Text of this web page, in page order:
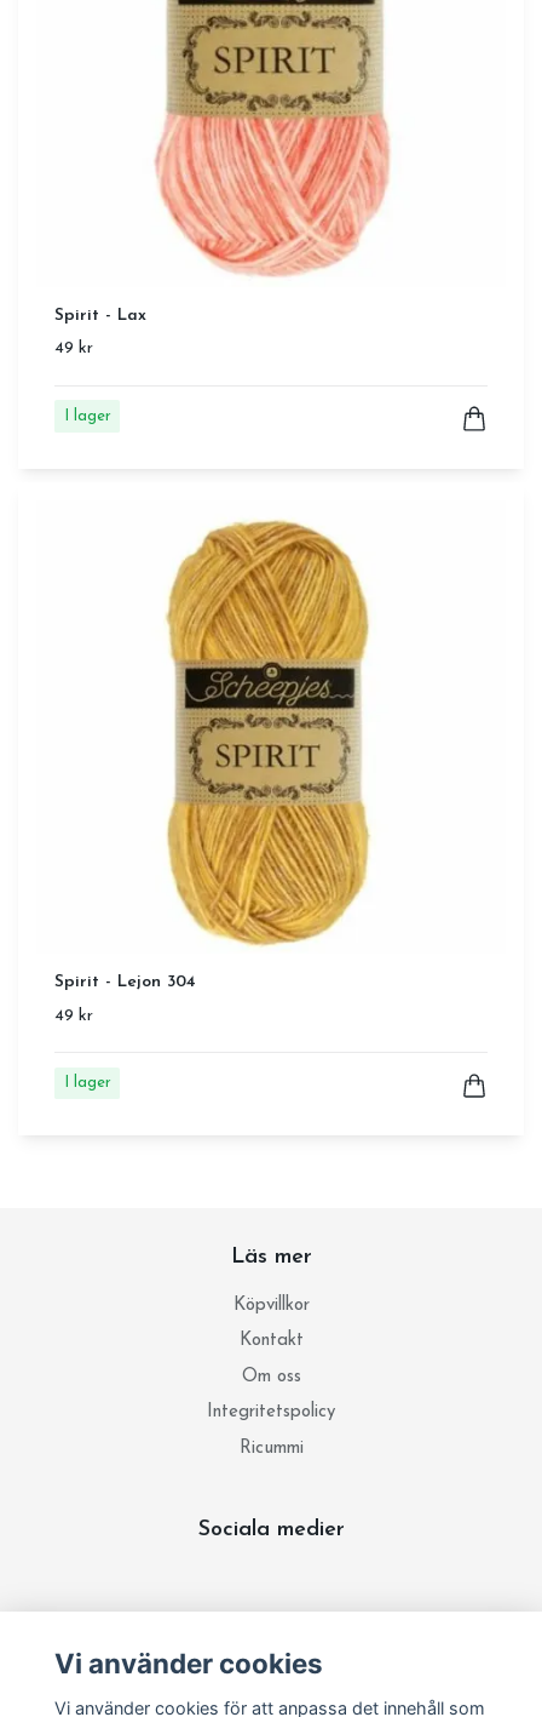
Spirit - Lax
49 kr
I lager
Spirit - Lejon 304
49 kr
I lager
Läs mer
Köpvillkor
Kontakt
Om oss
Integritetspolicy
Ricummi
Sociala medier
Vi använder cookies
Vi använder cookies för att anpassa det innehåll som